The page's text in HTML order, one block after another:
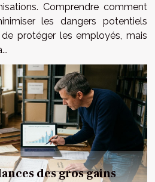
Comprendre comment
les dangers potentiels
protéger les employés, mais
des gros gains